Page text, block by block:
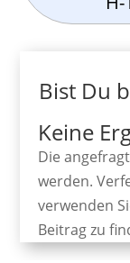
Bist Du
Keine
Die
werden.
verwenden
Beitrag zu